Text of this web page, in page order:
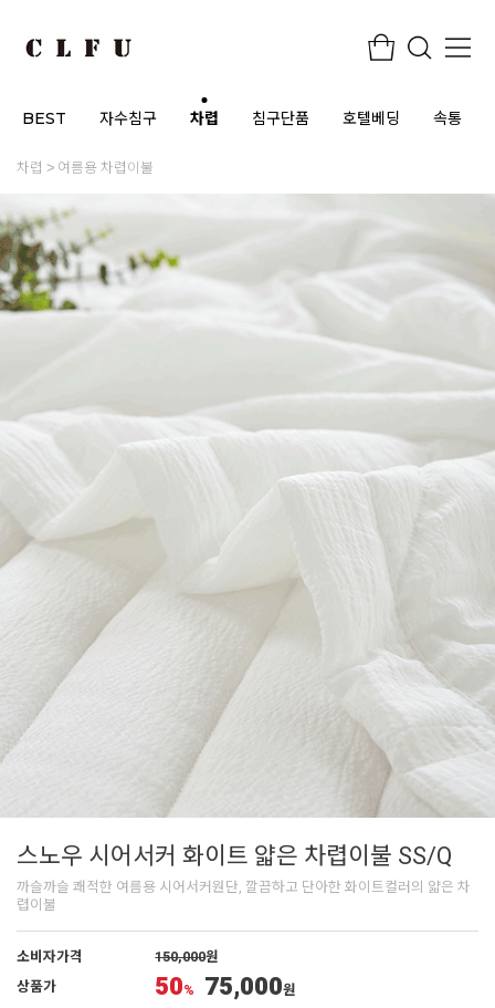
BEST 자수침구 차렵 침구단품 호텔베딩 속통
차렵 여름용 차렵이불
스노우 시어서커 화이트 얇은 차렵이불 SS/Q
까슬까슬 쾌적한 여름용 시어서커원단, 깔끔하고 단아한 화이트컬러의 얇은 차
렵이불
소비자가격 150,000원
상품가
50% 75,000원